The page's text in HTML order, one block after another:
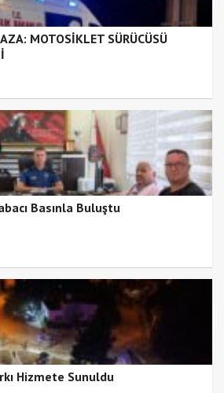
MOTOSİKLET SÜRÜCÜSÜ
Basınla Buluştu
Hizmete Sunuldu